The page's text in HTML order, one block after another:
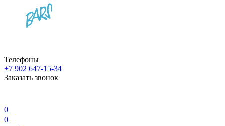
Телефоны
+7 902 647-15-34
Заказать звонок
0
0